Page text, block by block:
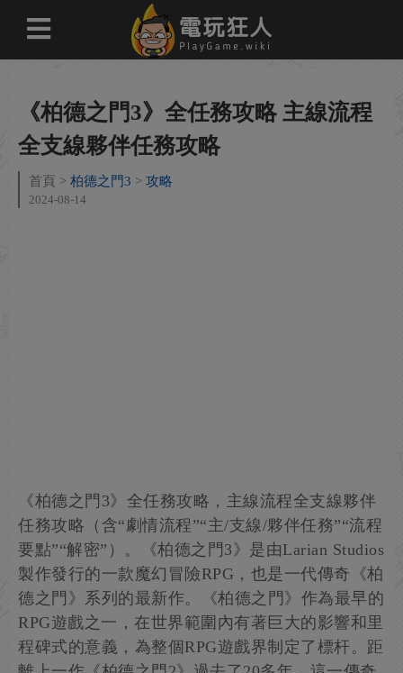
《柏德之門3》全任務攻略 主線流程
全支線夥伴任務攻略
首頁 柏德之門3 攻略
2024-08-14
《柏德之門3》全任務攻略，主線流程全支線夥伴
任務攻略（含“劇情流程”“主/支線/夥伴任務”“流程
要點”“解密”）。《柏德之門3》是由Larian Studios
製作發行的一款魔幻冒險RPG，也是一代傳奇《柏
德之門》系列的最新作。《柏德之門》作為最早的
RPG遊戲之一，在世界範圍內有著巨大的影響和里
程碑式的意義，為整個RPG遊戲界制定了標杆。距